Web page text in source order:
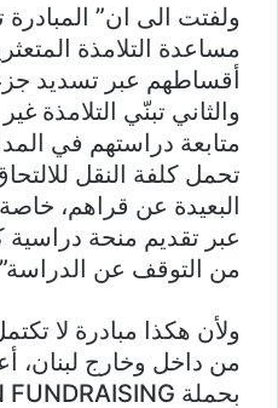
ولفتت الى ان”
مساعدة التلامذة
أقساطهم عبر تسديد
والثاني تبنّي التلامذة
متابعة دراستهم في
تحمل كلفة النقل
البعيدة عن قراهم، خاصة
عبر تقديم منحة دراسية
من التوقف عن
ولأن هكذا مبادرة لا
من داخل وخارج لبنان،